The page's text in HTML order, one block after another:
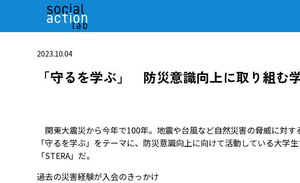
2023.10.04
「守るを学ぶ」 防災意識向上に取り組む
関東大震災から今年で100年。地震や台風など自然災害の脅威に対す
「守るを学ぶ」をテーマに、防災意識向上に向けて活動している大学
「STERA」だ。
過去の災害経験が入会のきっかけ